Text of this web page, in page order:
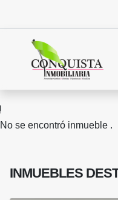
No se encontró inmueble .
INMUEBLES